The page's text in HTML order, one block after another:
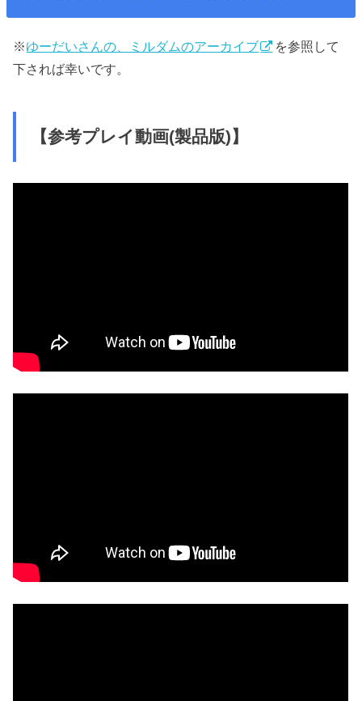
※ゆーだいさんの、ミルダムのアーカイブ
を参照して
下されば幸いです。
【参考プレイ動画(製品版)】